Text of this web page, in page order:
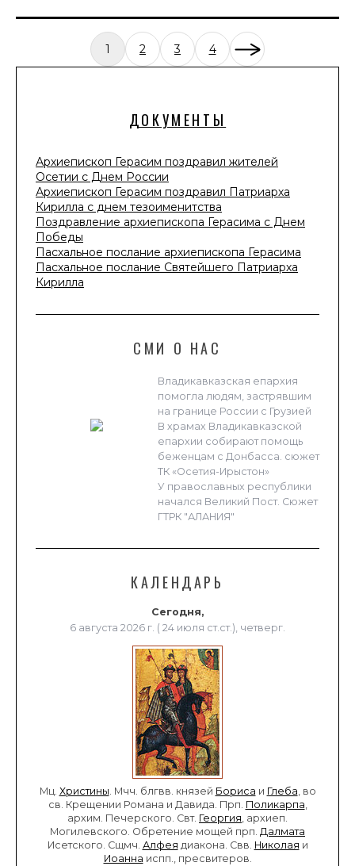
ДОКУМЕНТЫ
Архиепископ Герасим поздравил жителей
Осетии с Днем России
Архиепископ Герасим поздравил Патриарха
Кирилла с днем тезоименитства
Поздравление архиепископа Герасима с Днем
Победы
Пасхальное послание архиепископа Герасима
Пасхальное послание Святейшего Патриарха
Кирилла
СМИ О НАС
Владикавказская епархия
помогла людям, застрявшим
на границе России с Грузией
В храмах Владикавказской
епархии собирают помощь
беженцам с Донбасса. сюжет
ТК «Осетия-Ирыстон»
У православных республики
начался Великий Пост. Сюжет
ГТРК "АЛАНИЯ"
КАЛЕНДАРЬ
Сегодня,
6 августа 2026 г. ( 24 июля ст.ст.), четверг.
Мц. Христины. Мчч. блгвв. князей Бориса и Глеба, во
св. Крещении Романа и Давида. Прп. Поликарпа,
архим. Печерского. Свт. Георгия, архиеп.
Могилевского. Обретение мощей прп. Далмата
Исетского. Сщмч. Алфея диакона. Свв. Николая и
Иоанна испп., пресвитеров.
1 2 3 4